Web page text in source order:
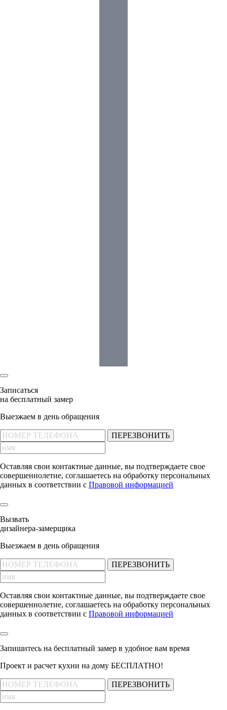
Записаться
на бесплатный замер
Выезжаем в день обращения
ПЕРЕЗВОНИТЬ
Оставляя свои контактные данные, вы подтверждаете свое
совершеннолетие, соглашаетесь на обработку персональных
данных в соответствии с Правовой информацией
Вызвать
дизайнера-замерщика
Выезжаем в день обращения
ПЕРЕЗВОНИТЬ
Оставляя свои контактные данные, вы подтверждаете свое
совершеннолетие, соглашаетесь на обработку персональных
данных в соответствии с Правовой информацией
Запишитесь на бесплатный замер в удобное вам время
Проект и расчет кухни на дому БЕСПЛАТНО!
ПЕРЕЗВОНИТЬ